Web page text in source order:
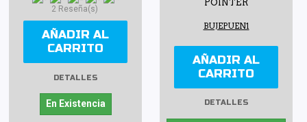
2 Reseña(s)
AÑADIR AL
CARRITO
DETALLES
En Existencia
POINTER
BUJEPUEN1
AÑADIR AL
CARRITO
DETALLES